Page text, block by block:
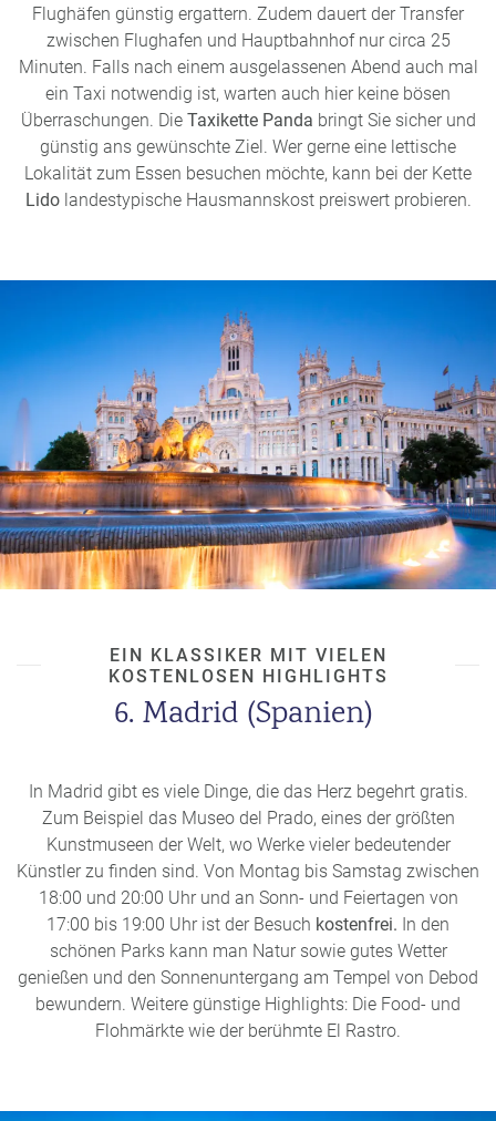
Flughäfen günstig ergattern. Zudem dauert der Transfer
zwischen Flughafen und Hauptbahnhof nur circa 25
Minuten. Falls nach einem ausgelassenen Abend auch mal
ein Taxi notwendig ist, warten auch hier keine bösen
Überraschungen. Die Taxikette Panda bringt Sie sicher und
günstig ans gewünschte Ziel. Wer gerne eine lettische
Lokalität zum Essen besuchen möchte, kann bei der Kette
Lido landestypische Hausmannskost preiswert probieren.
EIN KLASSIKER MIT VIELEN
KOSTENLOSEN HIGHLIGHTS
6. Madrid (Spanien)
In Madrid gibt es viele Dinge, die das Herz begehrt gratis.
Zum Beispiel das Museo del Prado, eines der größten
Kunstmuseen der Welt, wo Werke vieler bedeutender
Künstler zu finden sind. Von Montag bis Samstag zwischen
18:00 und 20:00 Uhr und an Sonn- und Feiertagen von
17:00 bis 19:00 Uhr ist der Besuch kostenfrei. In den
schönen Parks kann man Natur sowie gutes Wetter
genießen und den Sonnenuntergang am Tempel von Debod
bewundern. Weitere günstige Highlights: Die Food- und
Flohmärkte wie der berühmte El Rastro.